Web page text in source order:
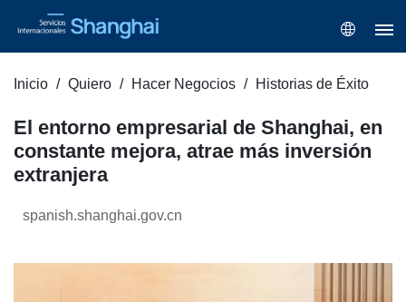
Inicio Quiero Hacer Negocios Historias de Éxito
El entorno empresarial de Shanghai, en
constante mejora, atrae más inversión
extranjera
spanish.shanghai.gov.cn